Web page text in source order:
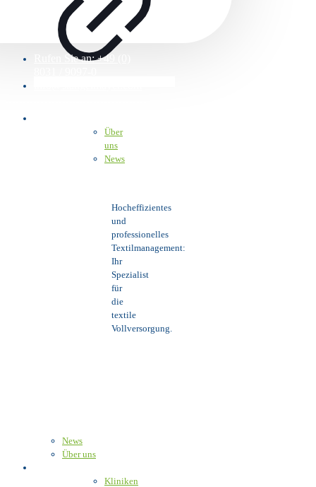
Rufen Sie an: +49 (0)
Über
uns
News
Hocheffizientes
und
professionelles
Textilmanagement:
Ihr
Spezialist
für
die
textile
Vollversorgung.
News
Über uns
Kliniken